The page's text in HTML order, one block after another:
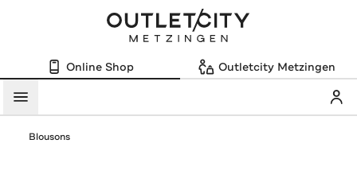
Online Shop Outletcity Metzingen
Menü
Blousons